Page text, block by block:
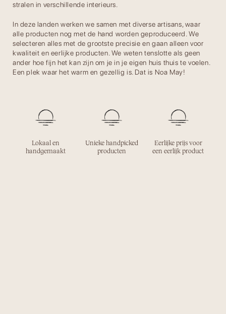
stralen in verschillende interieurs.
In deze landen werken we samen met diverse artisans, waar
alle producten nog met de hand worden geproduceerd. We
selecteren alles met de grootste precisie en gaan alleen voor
kwaliteit en eerlijke producten. We weten tenslotte als geen
ander hoe fijn het kan zijn om je in je eigen huis thuis te voelen.
Een plek waar het warm en gezellig is. Dat is Noa May!
Lokaal en
handgemaakt
Unieke handpicked
producten
Eerlijke prijs voor
een eerlijk product